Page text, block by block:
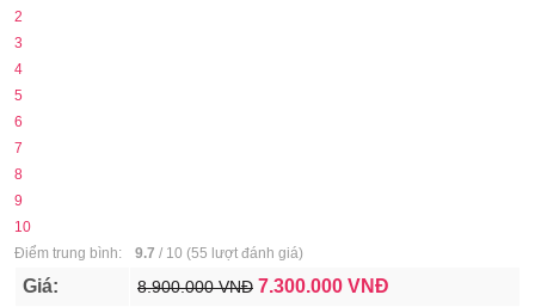
2
3
4
5
6
7
8
9
10
Điểm trung bình:
9.7 / 10 (55 lượt đánh giá)
Giá: 8.900.000 VNĐ 7.300.000 VNĐ